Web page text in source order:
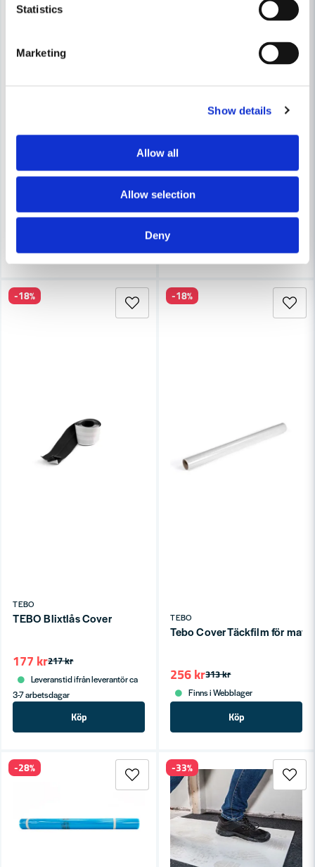
Statistics
Marketing
Show details
Allow all
Allow selection
Deny
Finns i Webblager
DAMMSKYDD DÖRR MED
181,2 kr
Finns i Webblager
TEBO
TEBO Blixtlås Cover
217 kr
177 kr
Leveranstid ifrån leverantör ca
3-7 arbetsdagar
Köp
-18%
TEBO
Tebo Cover Täckfilm för
313 kr
256 kr
Finns i Webblager
Köp
-18%
-28% -33%